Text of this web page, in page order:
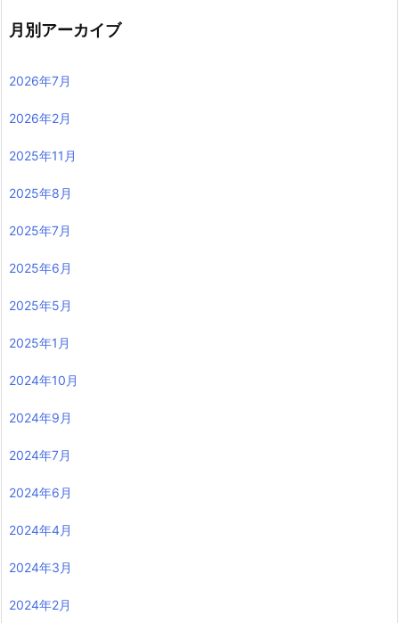
月別アーカイブ
2026年7月
2026年2月
2025年11月
2025年8月
2025年7月
2025年6月
2025年5月
2025年1月
2024年10月
2024年9月
2024年7月
2024年6月
2024年4月
2024年3月
2024年2月